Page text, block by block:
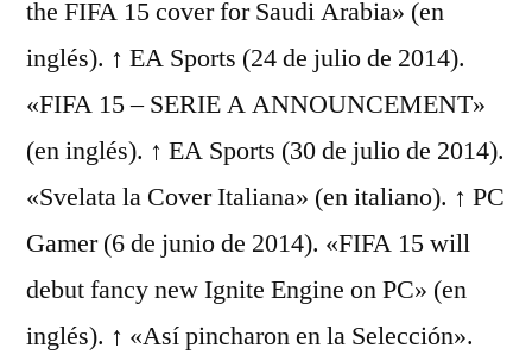
the FIFA 15 cover for Saudi Arabia» (en
inglés). ↑ EA Sports (24 de julio de 2014).
«FIFA 15 – SERIE A ANNOUNCEMENT»
(en inglés). ↑ EA Sports (30 de julio de 2014).
«Svelata la Cover Italiana» (en italiano). ↑ PC
Gamer (6 de junio de 2014). «FIFA 15 will
debut fancy new Ignite Engine on PC» (en
inglés). ↑ «Así pincharon en la Selección».